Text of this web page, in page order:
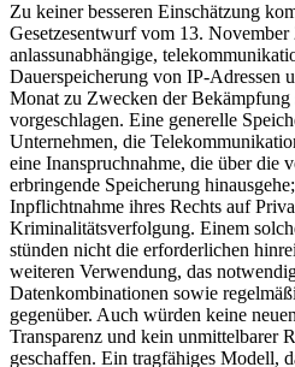
Zu keiner besseren Einschätzung
Gesetzesentwurf vom 13.
anlassunabhängige,
Dauerspeicherung von IP-Adressen
Monat zu Zwecken der
vorgeschlagen. Eine generelle
Unternehmen, die
eine Inanspruchnahme, die über die
erbringende Speicherung
Inpflichtnahme ihres Rechts auf
Kriminalitätsverfolgung. Einem
stünden nicht die erforderlichen
weiteren Verwendung, das
Datenkombinationen sowie
gegenüber. Auch würden keine
Transparenz und kein unmittelbarer
geschaffen. Ein tragfähiges Modell,